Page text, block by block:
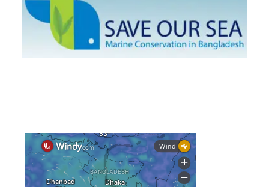
স্বস্তি ও শঙ্কার পূর্বাভাস দিল আবহাওয়া